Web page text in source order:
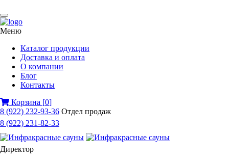
Меню
Каталог продукции
Доставка и оплата
О компании
Блог
Контакты
Корзина [0]
8 (922) 232-93-36 Отдел продаж
8 (922) 231-82-33
Директор